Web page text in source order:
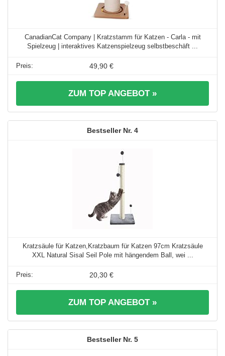
CanadianCat Company | Kratzstamm für Katzen - Carla - mit
Spielzeug | interaktives Katzenspielzeug selbstbeschäft ...
49,90 €
ZUM TOP ANGEBOT »
4
Kratzsäule für Katzen,Kratzbaum für Katzen 97cm Kratzsäule
XXL Natural Sisal Seil Pole mit hängendem Ball, wei ...
20,30 €
ZUM TOP ANGEBOT »
5